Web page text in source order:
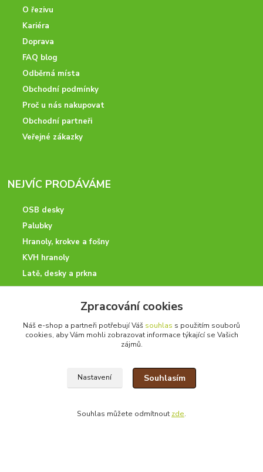
O řezivu
Kariéra
Doprava
FAQ blog
Odběrná místa
Obchodní podmínky
Proč u nás nakupovat
Obchodní partneři
Veřejné zákazky
NEJVÍC PRODÁVÁME
OSB desky
Palubky
Hranoly, krokve a fošny
KVH hranoly
Latě, desky a prkna
Hoblovaný program
ODBORNÉ PORADENSTVÍ
+420 728 600 625
Zpracování cookies
Náš e-shop a partneři potřebují Váš souhlas s použitím souborů
cookies, aby Vám mohli zobrazovat informace týkající se Vašich
zájmů.
Nastavení Souhlasím
Souhlas můžete odmítnout zde.